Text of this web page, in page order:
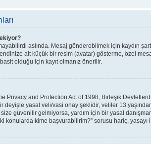
aslında. Mesaj gönderebilmek için kaydın
ait küçük bir resim (avatar) gösterme, özel
olduğu için kayıt olmanız önerilir.
Privacy and Protection Act of 1998, Birleşik
deyişle yasal veli/vasi onay şeklidir, veliler 13
güvenilir gelmiyorsa, yardım için bir yasal
konularda kime başvurabilirim?” sorusu hariç,